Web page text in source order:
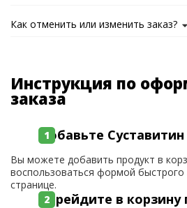
Как отменить или изменить заказ?
Инструкция по
заказа
Добавьте Суставитин
Вы можете добавить продукт в
воспользоваться формой быстрого
странице.
Перейдите в корзину